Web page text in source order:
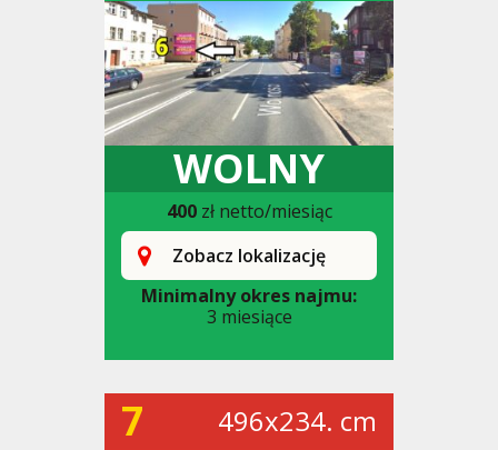
WOLNY
400zł netto/miesiąc
Zobacz lokalizację
Minimalny okres najmu:
3 miesiące
7 496x234. cm